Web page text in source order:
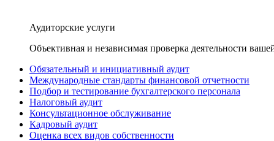
Аудиторские услуги
Объективная и независимая проверка деятельности
Обязательный и инициативный аудит
Международные стандарты финансовой отчетности
Подбор и тестирование бухгалтерского персонала
Налоговый аудит
Консультационное обслуживание
Кадровый аудит
Оценка всех видов собственности